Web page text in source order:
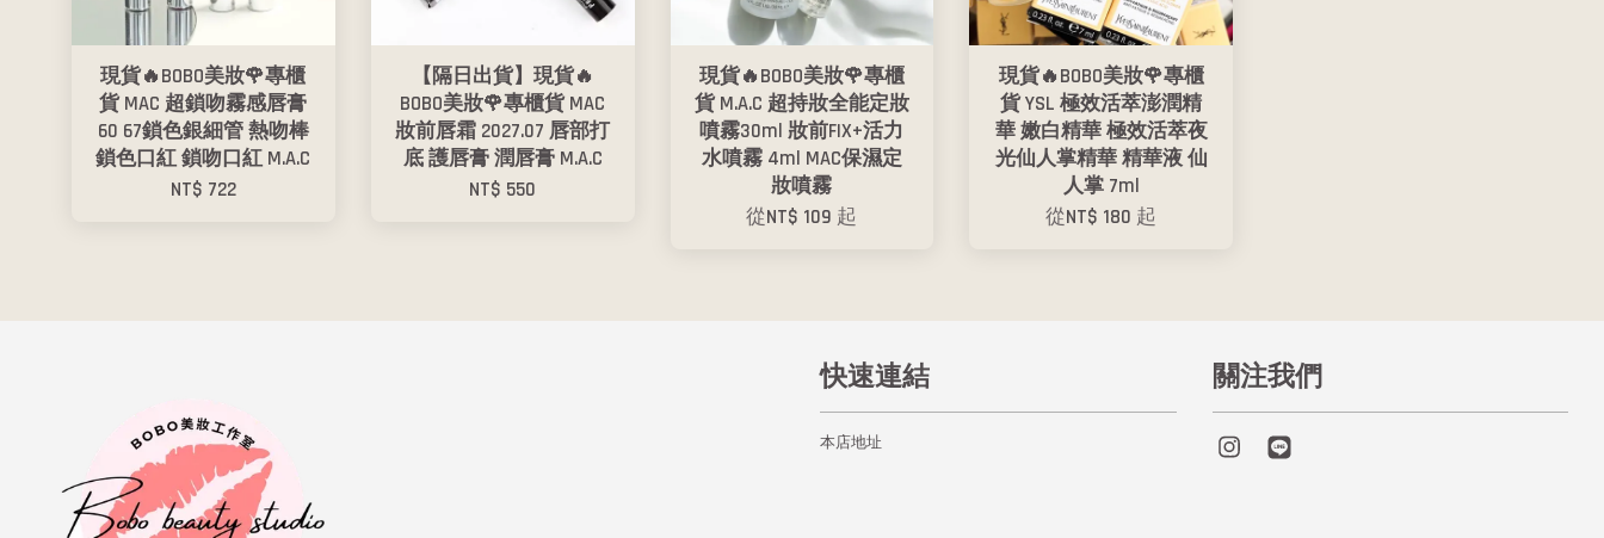
現貨🔥BOBO美妝🌹專櫃
貨 MAC 超鎖吻霧感唇膏
60 67鎖色銀細管 熱吻棒
鎖色口紅 鎖吻口紅 M.A.C
NT$ 722
【隔日出貨】現貨🔥
BOBO美妝🌹專櫃貨 MAC
妝前唇霜 2027.07 唇部打
底 護唇膏 潤唇膏 M.A.C
NT$ 550
現貨🔥BOBO美妝🌹專櫃
貨 M.A.C 超持妝全能定妝
噴霧30ml 妝前FIX+活力
水噴霧 4ml MAC保濕定
妝噴霧
從NT$ 109 起
現貨🔥BOBO美妝🌹專櫃
貨 YSL 極效活萃澎潤精
華 嫩白精華 極效活萃夜
光仙人掌精華 精華液 仙
人掌 7ml
從NT$ 180 起
快速連結
本店地址
關注我們
Instagram